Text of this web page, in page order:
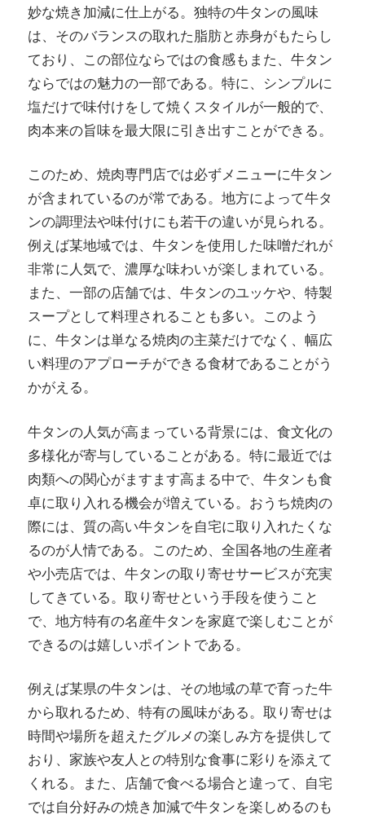
妙な焼き加減に仕上がる。独特の牛タンの風味
は、そのバランスの取れた脂肪と赤身がもたらし
ており、この部位ならではの食感もまた、牛タン
ならではの魅力の一部である。特に、シンプルに
塩だけで味付けをして焼くスタイルが一般的で、
肉本来の旨味を最大限に引き出すことができる。
このため、焼肉専門店では必ずメニューに牛タン
が含まれているのが常である。地方によって牛タ
ンの調理法や味付けにも若干の違いが見られる。
例えば某地域では、牛タンを使用した味噌だれが
非常に人気で、濃厚な味わいが楽しまれている。
また、一部の店舗では、牛タンのユッケや、特製
スープとして料理されることも多い。このよう
に、牛タンは単なる焼肉の主菜だけでなく、幅広
い料理のアプローチができる食材であることがう
かがえる。
牛タンの人気が高まっている背景には、食文化の
多様化が寄与していることがある。特に最近では
肉類への関心がますます高まる中で、牛タンも食
卓に取り入れる機会が増えている。おうち焼肉の
際には、質の高い牛タンを自宅に取り入れたくな
るのが人情である。このため、全国各地の生産者
や小売店では、牛タンの取り寄せサービスが充実
してきている。取り寄せという手段を使うこと
で、地方特有の名産牛タンを家庭で楽しむことが
できるのは嬉しいポイントである。
例えば某県の牛タンは、その地域の草で育った牛
から取れるため、特有の風味がある。取り寄せは
時間や場所を超えたグルメの楽しみ方を提供して
おり、家族や友人との特別な食事に彩りを添えて
くれる。また、店舗で食べる場合と違って、自宅
では自分好みの焼き加減で牛タンを楽しめるのも